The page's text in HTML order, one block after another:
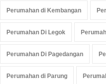
Perumahan di Kembangan
Perumahan Di Legok
Perumahan Di Pagedangan
Perumahan di Parung